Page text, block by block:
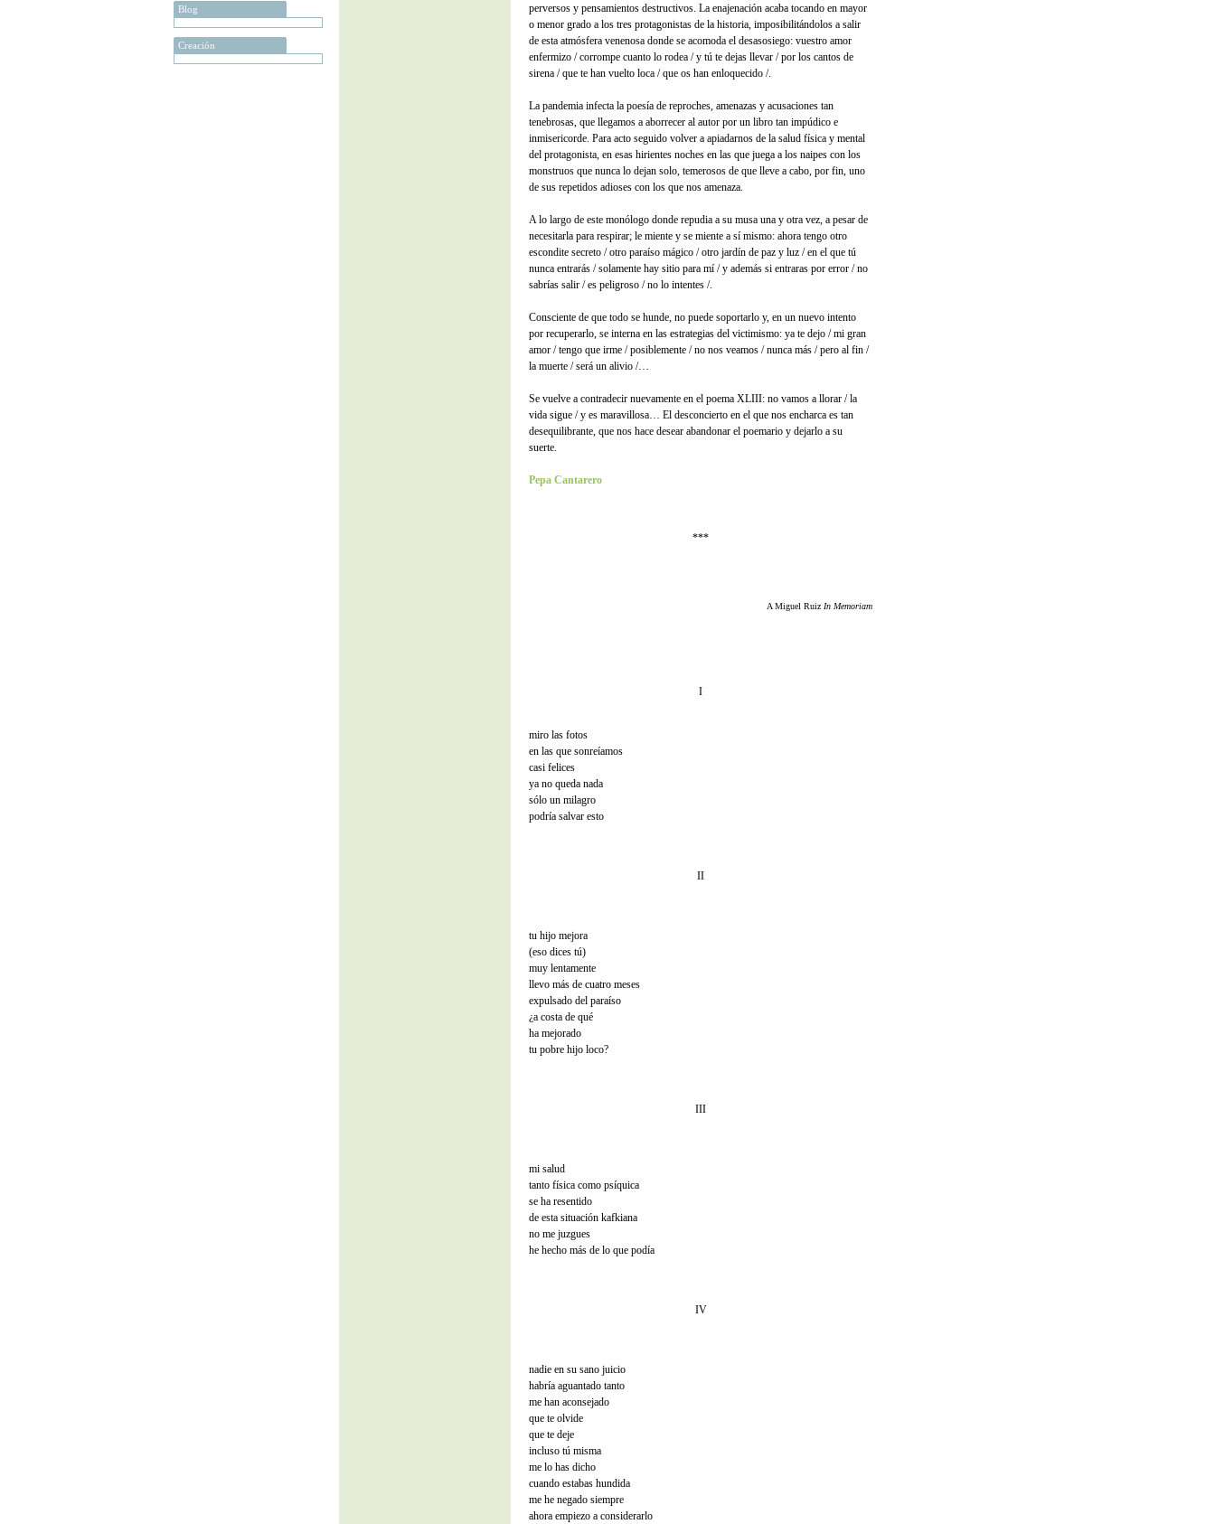
Blog
Creación
perversos y pensamientos destructivos. La enajenación acaba tocando en mayor
o menor grado a los tres protagonistas de la historia, imposibilitándolos a salir
de esta atmósfera venenosa donde se acomoda el desasosiego: vuestro amor
enfermizo / corrompe cuanto lo rodea / y tú te dejas llevar / por los cantos de
sirena / que te han vuelto loca / que os han enloquecido /.
La pandemia infecta la poesía de reproches, amenazas y acusaciones tan
tenebrosas, que llegamos a aborrecer al autor por un libro tan impúdico e
inmisericorde. Para acto seguido volver a apiadarnos de la salud física y mental
del protagonista, en esas hirientes noches en las que juega a los naipes con los
monstruos que nunca lo dejan solo, temerosos de que lleve a cabo, por fin, uno
de sus repetidos adioses con los que nos amenaza.
A lo largo de este monólogo donde repudia a su musa una y otra vez, a pesar de
necesitarla para respirar; le miente y se miente a sí mismo: ahora tengo otro
escondite secreto / otro paraíso mágico / otro jardín de paz y luz / en el que tú
nunca entrarás / solamente hay sitio para mí / y además si entraras por error / no
sabrías salir / es peligroso / no lo intentes /.
Consciente de que todo se hunde, no puede soportarlo y, en un nuevo intento
por recuperarlo, se interna en las estrategias del victimismo: ya te dejo / mi gran
amor / tengo que irme / posiblemente / no nos veamos / nunca más / pero al fin /
la muerte / será un alivio /…
Se vuelve a contradecir nuevamente en el poema XLIII: no vamos a llorar / la
vida sigue / y es maravillosa… El desconcierto en el que nos encharca es tan
desequilibrante, que nos hace desear abandonar el poemario y dejarlo a su
suerte.
Pepa Cantarero
***
A Miguel Ruiz In Memoriam
I
miro las fotos
en las que sonreíamos
casi felices
ya no queda nada
sólo un milagro
podría salvar esto
II
tu hijo mejora
(eso dices tú)
muy lentamente
llevo más de cuatro meses
expulsado del paraíso
¿a costa de qué
ha mejorado
tu pobre hijo loco?
III
mi salud
tanto física como psíquica
se ha resentido
de esta situación kafkiana
no me juzgues
he hecho más de lo que podía
IV
nadie en su sano juicio
habría aguantado tanto
me han aconsejado
que te olvide
que te deje
incluso tú misma
me lo has dicho
cuando estabas hundida
me he negado siempre
ahora empiezo a considerarlo